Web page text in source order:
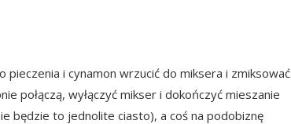
pieczenia i cynamon wrzucić do miksera i zmiksować
połączą, wyłączyć mikser i dokończyć mieszanie
będzie to jednolite ciasto), a coś na podobiznę